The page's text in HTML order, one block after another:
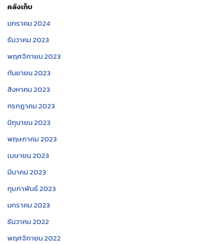
คลังเก็บ
มกราคม 2024
ธันวาคม 2023
พฤศจิกายน 2023
กันยายน 2023
สิงหาคม 2023
กรกฎาคม 2023
มิถุนายน 2023
พฤษภาคม 2023
เมษายน 2023
มีนาคม 2023
กุมภาพันธ์ 2023
มกราคม 2023
ธันวาคม 2022
พฤศจิกายน 2022